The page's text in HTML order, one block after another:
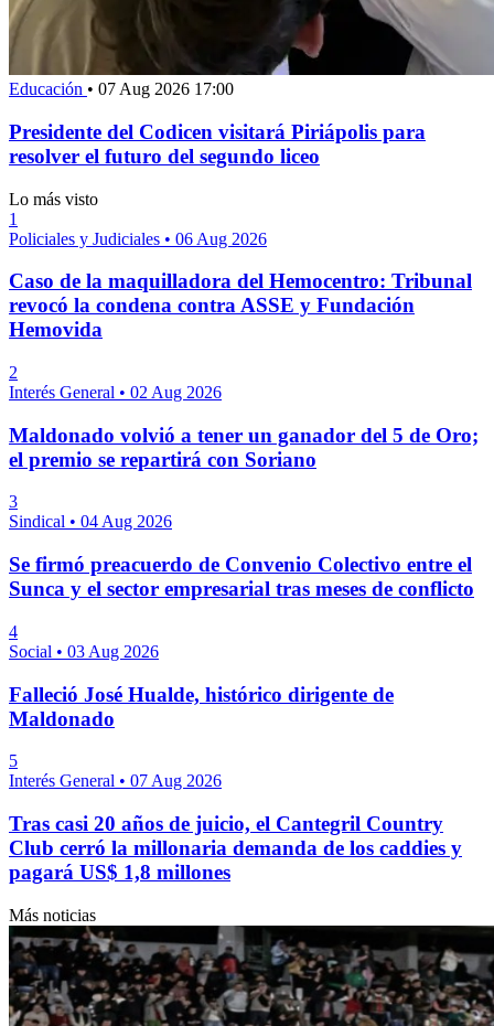
Educación • 07 Aug 2026 17:00
Presidente del Codicen visitará Piriápolis para
resolver el futuro del segundo liceo
Lo más visto
1
Policiales y Judiciales • 06 Aug 2026
Caso de la maquilladora del Hemocentro: Tribunal
revocó la condena contra ASSE y Fundación
Hemovida
2
Interés General • 02 Aug 2026
Maldonado volvió a tener un ganador del 5 de Oro;
el premio se repartirá con Soriano
3
Sindical • 04 Aug 2026
Se firmó preacuerdo de Convenio Colectivo entre el
Sunca y el sector empresarial tras meses de conflicto
4
Social • 03 Aug 2026
Falleció José Hualde, histórico dirigente de
Maldonado
5
Interés General • 07 Aug 2026
Tras casi 20 años de juicio, el Cantegril Country
Club cerró la millonaria demanda de los caddies y
pagará US$ 1,8 millones
Más noticias